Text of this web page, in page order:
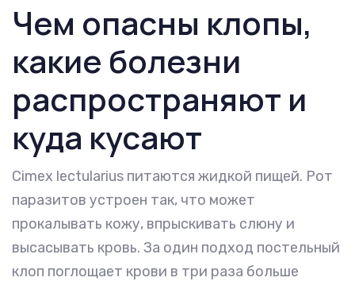
Чем опасны клопы,
какие болезни
распространяют и
куда кусают
Cimex lectularius питаются жидкой пищей. Рот
паразитов устроен так, что может
прокалывать кожу, впрыскивать слюну и
высасывать кровь. За один подход постельный
клоп поглощает крови в три раза больше